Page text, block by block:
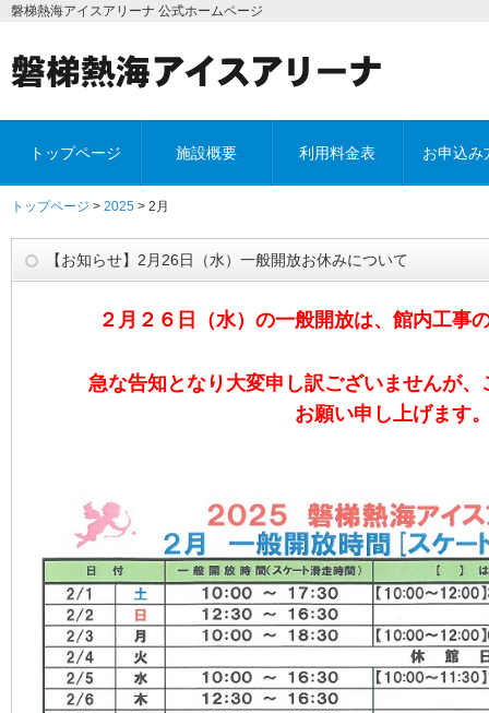
磐梯熱海アイスアリーナ 公式ホームページ
トップページ 施設概要 利用料金表 お申込み
トップページ > 2025 > 2月
【お知らせ】2月26日（水）一般開放お休みについて
２月２６日（水）の一般開放は、館内工事
急な告知となり大変申し訳ございませんが
お願い申し上げます